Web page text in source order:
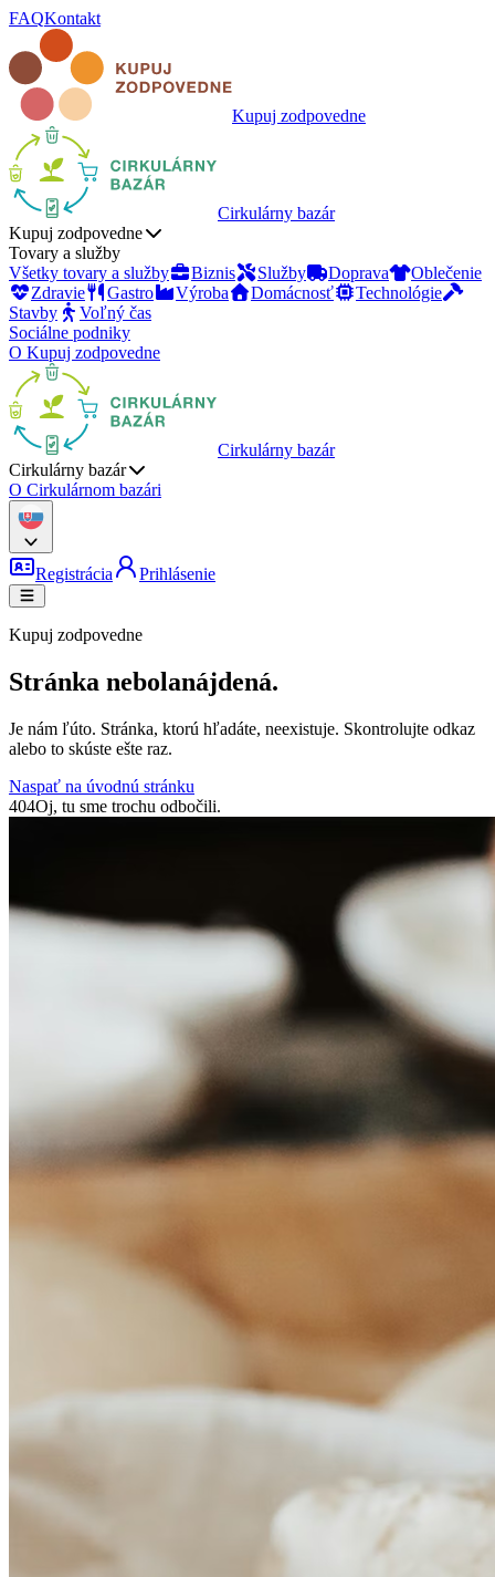
FAQKontakt
Kupuj zodpovedne
Cirkulárny bazár
Kupuj zodpovedne
Tovary a služby
Všetky tovary a služby
Biznis Služby Doprava
Oblečenie
Zdravie
Gastro Výroba Domácnosť
Technológie
Stavby
Voľný čas
Sociálne podniky
O Kupuj zodpovedne
Cirkulárny bazár
Cirkulárny bazár
O Cirkulárnom bazári
Registrácia Prihlásenie
Kupuj zodpovedne
Stránka nebolanájdená.
Je nám ľúto. Stránka, ktorú hľadáte, neexistuje. Skontrolujte odkaz
alebo to skúste ešte raz.
Naspať na úvodnú stránku
404Oj, tu sme trochu odbočili.